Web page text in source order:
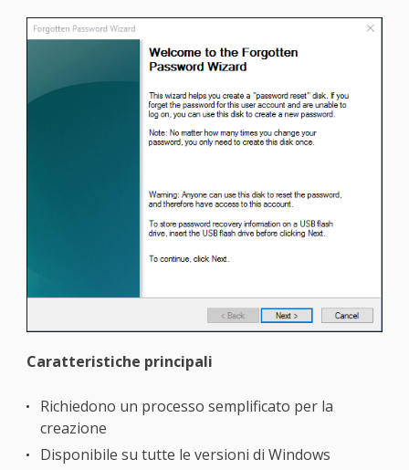
Caratteristiche principali
Richiedono un processo semplificato per la
creazione
Disponibile su tutte le versioni di Windows